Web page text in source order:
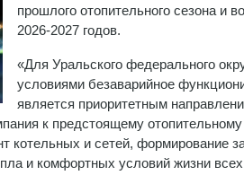
прошлого отопительного сезона и
2026-2027 годов.
«Для Уральского федерального
условиями безаварийное
является приоритетным
к предстоящему
котельных и сетей, формирование
и комфортных условий жизни